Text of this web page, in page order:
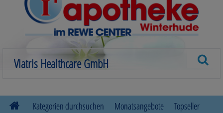
Kategorien durchsuchen Monatsangebote
Topseller